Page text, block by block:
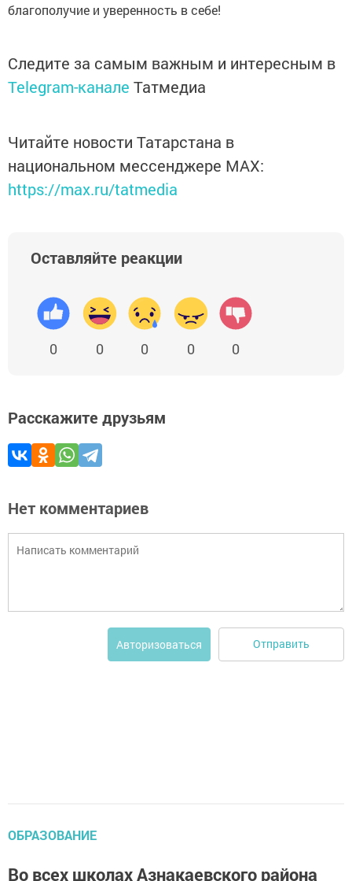
благополучие и уверенность в себе!
Следите за самым важным и интересным в
Telegram-канале Татмедиа
Читайте новости Татарстана в
национальном мессенджере MАХ:
https://max.ru/tatmedia
Оставляйте реакции
0 0 0 0 0
Расскажите друзьям
Нет комментариев
Авторизоваться Отправить
ОБРАЗОВАНИЕ
Во всех школах Азнакаевского района